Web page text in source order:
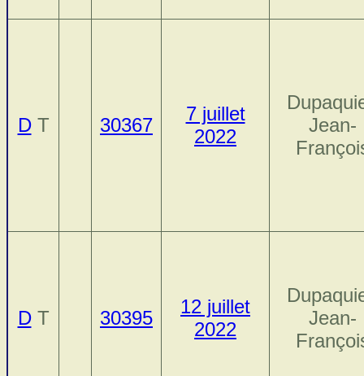
DT 30367
7 juillet
2022
Jean-
DT 30395
12 juillet
2022
Jean-